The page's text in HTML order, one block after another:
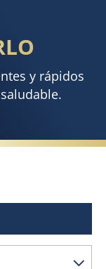
y rápidos